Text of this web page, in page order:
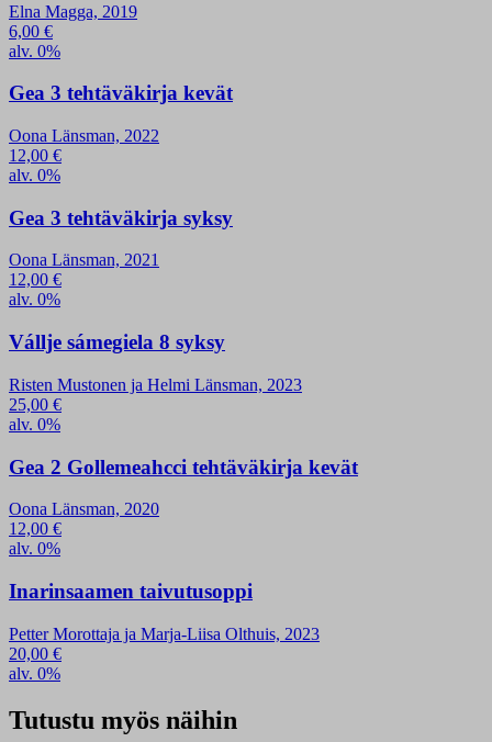
Elna Magga, 2019
6,00 €
alv. 0%
Gea 3 tehtäväkirja kevät
Oona Länsman, 2022
12,00 €
alv. 0%
Gea 3 tehtäväkirja syksy
Oona Länsman, 2021
12,00 €
alv. 0%
Vállje sámegiela 8 syksy
Risten Mustonen ja Helmi Länsman, 2023
25,00 €
alv. 0%
Gea 2 Gollemeahcci tehtäväkirja kevät
Oona Länsman, 2020
12,00 €
alv. 0%
Inarinsaamen taivutusoppi
Petter Morottaja ja Marja-Liisa Olthuis, 2023
20,00 €
alv. 0%
Tutustu myös näihin